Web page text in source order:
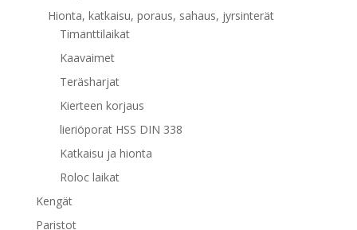
Hionta, katkaisu, poraus, sahaus, jyrsinterät
Timanttilaikat
Kaavaimet
Teräsharjat
Kierteen korjaus
lieriöporat HSS DIN 338
Katkaisu ja hionta
Roloc laikat
Kengät
Paristot